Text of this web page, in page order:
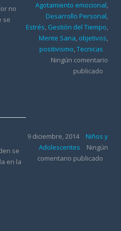
no
se
Agotamiento emocional,
Desarrollo Personal,
Estrés, Gestión del Tiempo,
Mente Sana, objetivos,
positivismo,Tecnicas
Ningún comentario
publicado
se
en la
9 diciembre, 2014
Niños y
Adolescentes
Ningún
comentario publicado